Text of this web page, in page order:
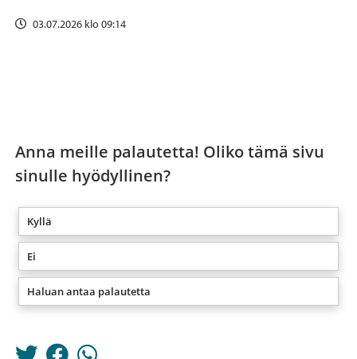
03.07.2026 klo 09:14
Anna meille palautetta! Oliko tämä sivu
sinulle hyödyllinen?
Kyllä
Ei
Haluan antaa palautetta